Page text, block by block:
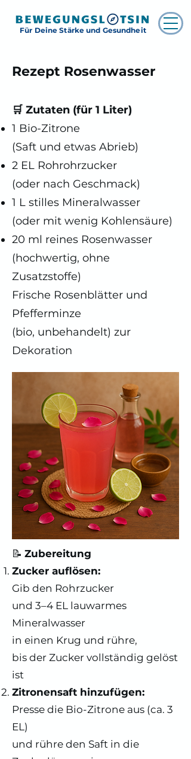
Für Deine Stärke und Gesundheit
Rezept Rosenwasser
🛒 Zutaten (für 1 Liter)
1 Bio-Zitrone
(Saft und etwas Abrieb)
2 EL Rohrohrzucker
(oder nach Geschmack)
1 L stilles Mineralwasser
(oder mit wenig Kohlensäure)
20 ml reines Rosenwasser
(hochwertig, ohne
Zusatzstoffe)
Frische Rosenblätter und
Pfefferminze
(bio, unbehandelt) zur
Dekoration
📝 Zubereitung
Zucker auflösen:
Gib den Rohrzucker
und 3–4 EL lauwarmes
Mineralwasser
in einen Krug und rühre,
bis der Zucker vollständig gelöst
ist
Zitronensaft hinzufügen:
Presse die Bio-Zitrone aus (ca. 3
EL)
und rühre den Saft in die